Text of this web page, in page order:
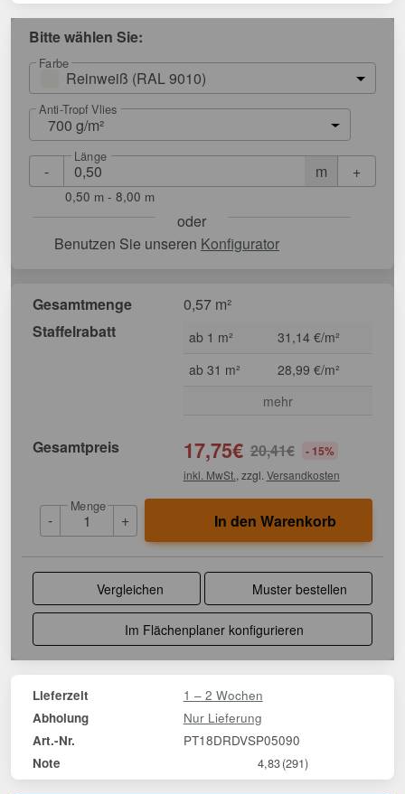
Bitte wählen Sie:
Farbe
Reinweiß (RAL 9010)
Anti-Tropf Vlies
700 g/m²
- m
Länge
+
0,50 m - 8,00 m
oder
Benutzen Sie unseren Konfigurator
Gesamtmenge
0,57 m²
Staffelrabatt
ab 1 m²
31,14 €/m²
ab 31 m²
28,99 €/m²
mehr
Gesamtpreis 17,75€ 20,41€ - 15%
inkl. MwSt. , zzgl. Versandkosten
-
Menge
+ In den Warenkorb
Vergleichen Muster bestellen
Im Flächenplaner konfigurieren
Lieferzeit 1 – 2 Wochen
Abholung Nur Lieferung
Art.-Nr. PT18DRDVSP05090
Note 4,83(291)